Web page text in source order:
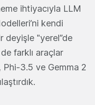
ihtiyacıyla LLM
kendi
deyişle "yerel”de
farklı araçlar
3.5 ve Gemma 2